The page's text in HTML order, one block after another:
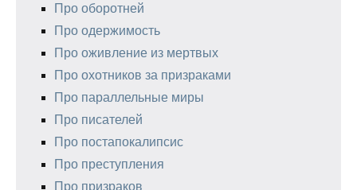
Про оборотней
Про одержимость
Про оживление из мертвых
Про охотников за призраками
Про параллельные миры
Про писателей
Про постапокалипсис
Про преступления
Про призраков